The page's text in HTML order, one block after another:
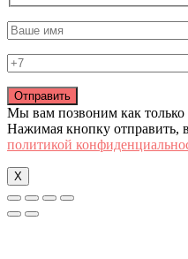
Мы вам позвоним как
Нажимая кнопку отправить,
политикой
X